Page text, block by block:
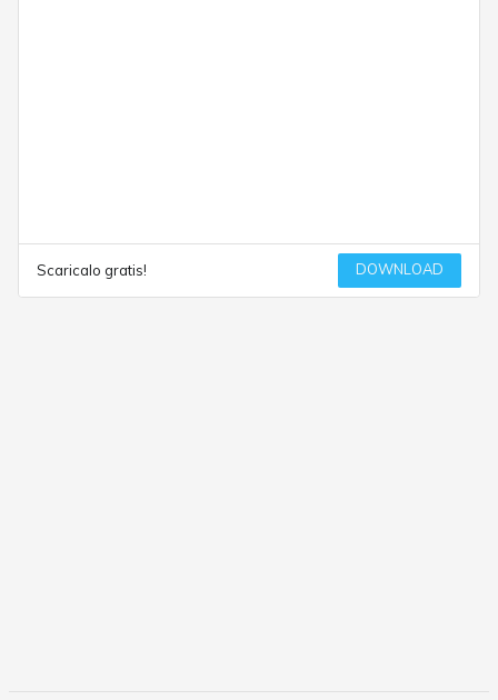
Scaricalo gratis! DOWNLOAD